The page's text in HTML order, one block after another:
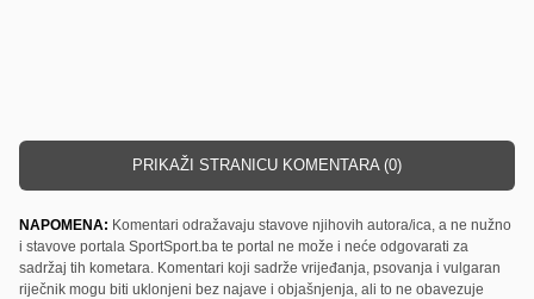
PRIKAŽI STRANICU KOMENTARA (0)
NAPOMENA: Komentari odražavaju stavove njihovih autora/ica, a ne nužno
i stavove portala SportSport.ba te portal ne može i neće odgovarati za
sadržaj tih kometara. Komentari koji sadrže vrijeđanja, psovanja i vulgaran
riječnik mogu biti uklonjeni bez najave i objašnjenja, ali to ne obavezuje